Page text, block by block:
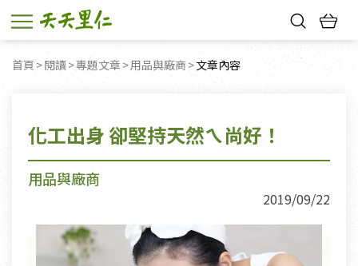
首頁 閱讀 專題文章 用品與廠商 目前頁面：
文章內容
化工出身 卻堅持天然ㄟ尚好！
用品與廠商
2019/09/22